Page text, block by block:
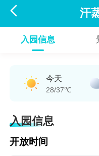
 汗
入园信息
今天
28/37℃
入园信息
开放时间